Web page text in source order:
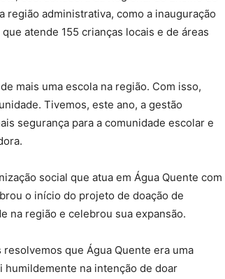
região administrativa, como a inauguração
atende 155 crianças locais e de áreas
mais uma escola na região. Com isso,
Tivemos, este ano, a gestão
segurança para a comunidade escolar e
social que atua em Água Quente com
o início do projeto de doação de
na região e celebrou sua expansão.
que Água Quente era uma
humildemente na intenção de doar